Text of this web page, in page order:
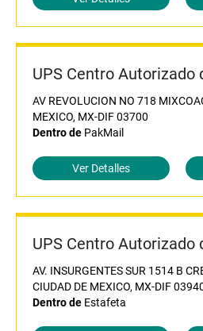
UPS Centro Autorizado
AV REVOLUCION NO 718
MEXICO, MX-DIF 03700
Dentro de PakMail
Ver Detalles
UPS Centro Autorizado
AV. INSURGENTES SUR 1514 B
CIUDAD DE MEXICO, MX-DIF
Dentro de Estafeta